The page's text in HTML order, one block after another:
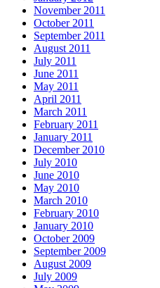
November 2011
October 2011
September 2011
August 2011
July 2011
June 2011
May 2011
April 2011
March 2011
February 2011
January 2011
December 2010
July 2010
June 2010
May 2010
March 2010
February 2010
January 2010
October 2009
September 2009
August 2009
July 2009